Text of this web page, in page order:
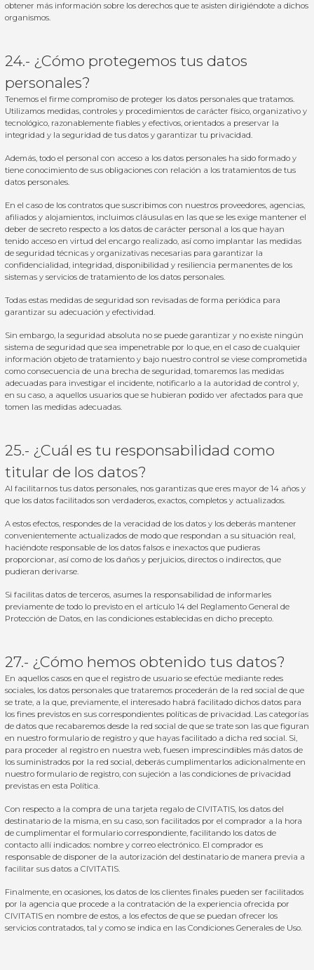
obtener más información sobre los derechos que te asisten dirigiéndote a dichos
organismos.
24.- ¿Cómo protegemos tus datos
personales?
Tenemos el firme compromiso de proteger los datos personales que tratamos.
Utilizamos medidas, controles y procedimientos de carácter físico, organizativo y
tecnológico, razonablemente fiables y efectivos, orientados a preservar la
integridad y la seguridad de tus datos y garantizar tu privacidad.
Además, todo el personal con acceso a los datos personales ha sido formado y
tiene conocimiento de sus obligaciones con relación a los tratamientos de tus
datos personales.
En el caso de los contratos que suscribimos con nuestros proveedores, agencias,
afiliados y alojamientos, incluimos cláusulas en las que se les exige mantener el
deber de secreto respecto a los datos de carácter personal a los que hayan
tenido acceso en virtud del encargo realizado, así como implantar las medidas
de seguridad técnicas y organizativas necesarias para garantizar la
confidencialidad, integridad, disponibilidad y resiliencia permanentes de los
sistemas y servicios de tratamiento de los datos personales.
Todas estas medidas de seguridad son revisadas de forma periódica para
garantizar su adecuación y efectividad.
Sin embargo, la seguridad absoluta no se puede garantizar y no existe ningún
sistema de seguridad que sea impenetrable por lo que, en el caso de cualquier
información objeto de tratamiento y bajo nuestro control se viese comprometida
como consecuencia de una brecha de seguridad, tomaremos las medidas
adecuadas para investigar el incidente, notificarlo a la autoridad de control y,
en su caso, a aquellos usuarios que se hubieran podido ver afectados para que
tomen las medidas adecuadas.
25.- ¿Cuál es tu responsabilidad como
titular de los datos?
Al facilitarnos tus datos personales, nos garantizas que eres mayor de 14 años y
que los datos facilitados son verdaderos, exactos, completos y actualizados.
A estos efectos, respondes de la veracidad de los datos y los deberás mantener
convenientemente actualizados de modo que respondan a su situación real,
haciéndote responsable de los datos falsos e inexactos que pudieras
proporcionar, así como de los daños y perjuicios, directos o indirectos, que
pudieran derivarse.
Si facilitas datos de terceros, asumes la responsabilidad de informarles
previamente de todo lo previsto en el artículo 14 del Reglamento General de
Protección de Datos, en las condiciones establecidas en dicho precepto.
27.- ¿Cómo hemos obtenido tus datos?
En aquellos casos en que el registro de usuario se efectúe mediante redes
sociales, los datos personales que trataremos procederán de la red social de que
se trate, a la que, previamente, el interesado habrá facilitado dichos datos para
los fines previstos en sus correspondientes políticas de privacidad. Las categorías
de datos que recabaremos desde la red social de que se trate son las que figuran
en nuestro formulario de registro y que hayas facilitado a dicha red social. Si,
para proceder al registro en nuestra web, fuesen imprescindibles más datos de
los suministrados por la red social, deberás cumplimentarlos adicionalmente en
nuestro formulario de registro, con sujeción a las condiciones de privacidad
previstas en esta Política.
Con respecto a la compra de una tarjeta regalo de CIVITATIS, los datos del
destinatario de la misma, en su caso, son facilitados por el comprador a la hora
de cumplimentar el formulario correspondiente, facilitando los datos de
contacto allí indicados: nombre y correo electrónico. El comprador es
responsable de disponer de la autorización del destinatario de manera previa a
facilitar sus datos a CIVITATIS.
Finalmente, en ocasiones, los datos de los clientes finales pueden ser facilitados
por la agencia que procede a la contratación de la experiencia ofrecida por
CIVITATIS en nombre de estos, a los efectos de que se puedan ofrecer los
servicios contratados, tal y como se indica en las Condiciones Generales de Uso.